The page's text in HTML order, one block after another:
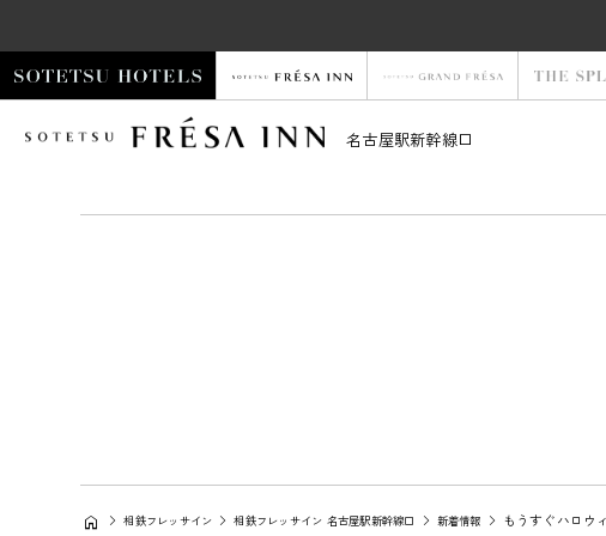
名古屋駅新幹線口
相鉄フレッサイン 相鉄フレッサイン 名古屋駅新幹線口 新着情報 もうすぐハロウ